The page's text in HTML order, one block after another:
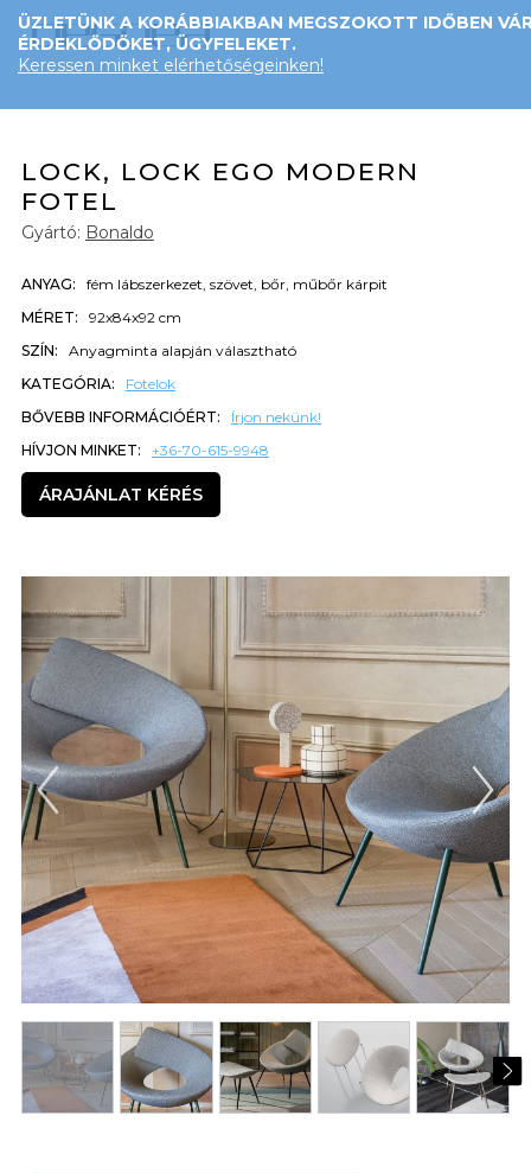
ÜZLETÜNK A KORÁBBIAKBAN MEGSZOKOTT IDŐBEN
ÉRDEKLŐDŐKET, ÜGYFELEKET.
Keressen minket elérhetőségeinken!
LOCK, LOCK EGO MODERN
FOTEL
Gyártó: Bonaldo
ANYAG:
fém lábszerkezet, szövet, bőr, műbőr kárpit
MÉRET:
92x84x92 cm
SZÍN:
Anyagminta alapján választható
KATEGÓRIA:
Fotelok
BŐVEBB INFORMÁCIÓÉRT:
Írjon nekünk!
HÍVJON MINKET:
+36-70-615-9948
ÁRAJÁNLAT KÉRÉS